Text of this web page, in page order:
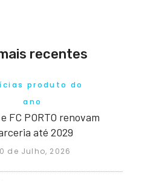
recentes
produto do
ano
FC PORTO renovam
até 2029
de Julho, 2026